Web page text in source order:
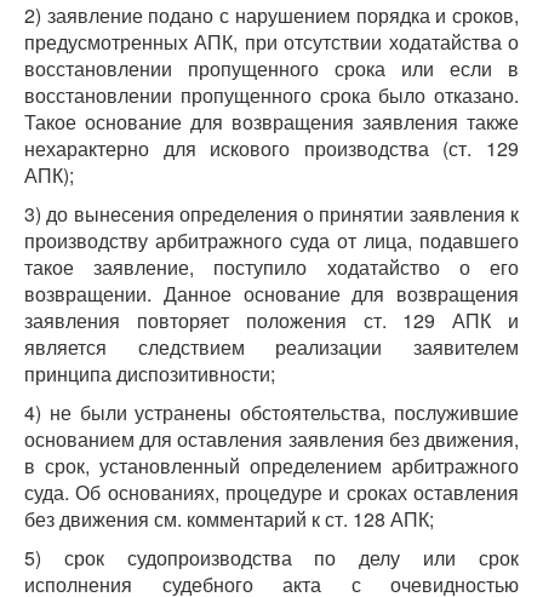
2) заявление подано с нарушением порядка и сроков,
предусмотренных АПК, при отсутствии ходатайства о
восстановлении пропущенного срока или если в
восстановлении пропущенного срока было отказано.
Такое основание для возвращения заявления также
нехарактерно для искового производства (ст. 129
АПК);
3) до вынесения определения о принятии заявления к
производству арбитражного суда от лица, подавшего
такое заявление, поступило ходатайство о его
возвращении. Данное основание для возвращения
заявления повторяет положения ст. 129 АПК и
является следствием реализации заявителем
принципа диспозитивности;
4) не были устранены обстоятельства, послужившие
основанием для оставления заявления без движения,
в срок, установленный определением арбитражного
суда. Об основаниях, процедуре и сроках оставления
без движения см. комментарий к ст. 128 АПК;
5) срок судопроизводства по делу или срок
исполнения судебного акта с очевидностью